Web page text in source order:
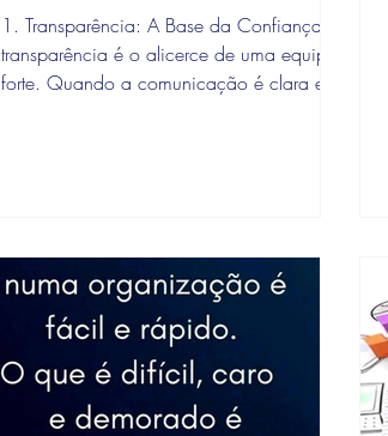
de destaque:
1. Transparência: A Base da Confiança A
transparência é o alicerce de uma equipa
forte. Quando a comunicação é clara e